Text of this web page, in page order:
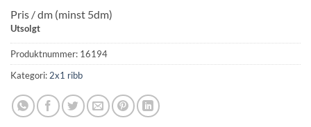
Pris / dm (minst 5dm)
Utsolgt
Produktnummer: 16194
Kategori:2x1 ribb